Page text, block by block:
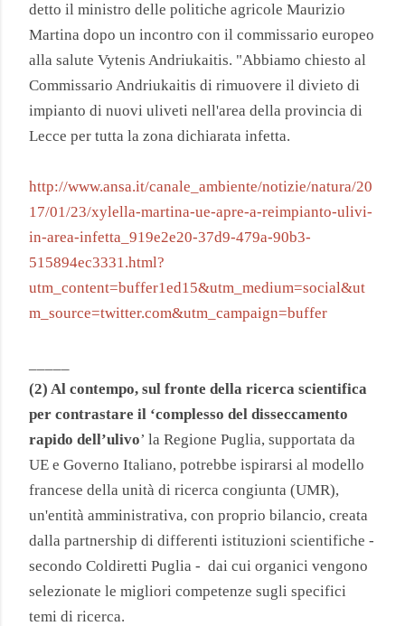
detto il ministro delle politiche agricole Maurizio
Martina dopo un incontro con il commissario europeo
alla salute Vytenis Andriukaitis. "Abbiamo chiesto al
Commissario Andriukaitis di rimuovere il divieto di
impianto di nuovi uliveti nell'area della provincia di
Lecce per tutta la zona dichiarata infetta.
http://www.ansa.it/canale_ambiente/notizie/natura/20
17/01/23/xylella-martina-ue-apre-a-reimpianto-ulivi-
in-area-infetta_919e2e20-37d9-479a-90b3-
515894ec3331.html?
utm_content=buffer1ed15&utm_medium=social&ut
m_source=twitter.com&utm_campaign=buffer
(2) Al contempo, sul fronte della ricerca scientifica
per contrastare il ‘complesso del disseccamento
rapido dell’ulivo’ la Regione Puglia, supportata da
UE e Governo Italiano, potrebbe ispirarsi al modello
francese della unità di ricerca congiunta (UMR),
un'entità amministrativa, con proprio bilancio, creata
dalla partnership di differenti istituzioni scientifiche -
secondo Coldiretti Puglia - dai cui organici vengono
selezionate le migliori competenze sugli specifici
temi di ricerca.